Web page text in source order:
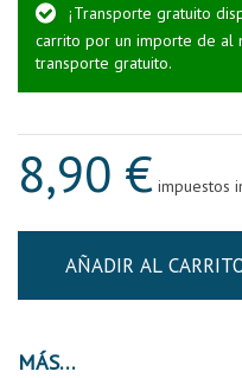
¡Transporte gratuito
carrito por un importe de al
transporte gratuito.
8,90 € impuestos
AÑADIR AL
MÁS